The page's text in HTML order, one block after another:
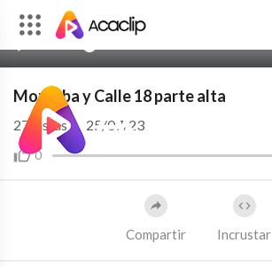
Mozimba y Calle 18 parte alta
0
27vistas · 25/07/23
Compartir Incrustar